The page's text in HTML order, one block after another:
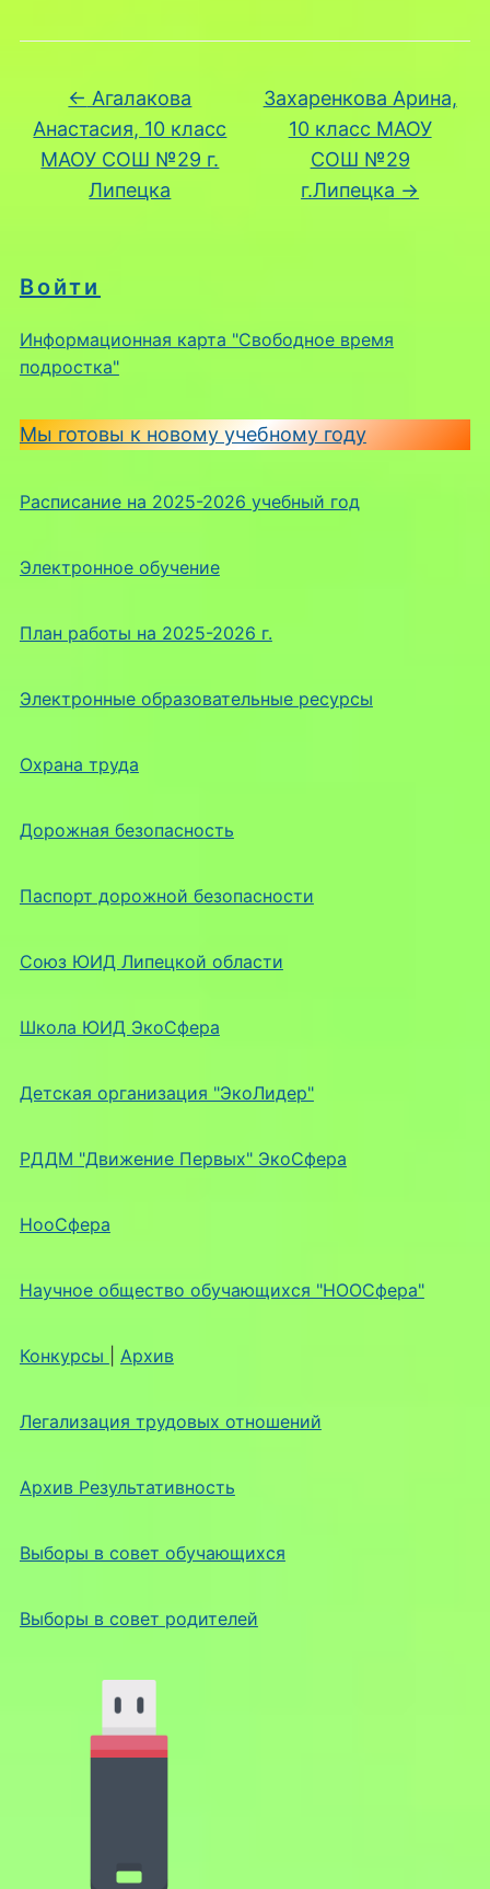
Войти
Информационная карта "Свободное время
подростка"
Мы готовы к новому учебному году
Расписание на 2025-2026 учебный год
Электронное обучение
План работы на 2025-2026 г.
Электронные образовательные ресурсы
Охрана труда
Дорожная безопасность
Паспорт дорожной безопасности
Союз ЮИД Липецкой области
Школа ЮИД ЭкоСфера
Детская организация "ЭкоЛидер"
РДДМ "Движение Первых" ЭкоСфера
НооСфера
Научное общество обучающихся "НООСфера"
Конкурсы Архив
Легализация трудовых отношений
Архив Результативность
Выборы в совет обучающихся
Выборы в совет родителей
← Агалакова
Анастасия, 10 класс
МАОУ СОШ №29 г.
Липецка
Захаренкова Арина,
10 класс МАОУ
СОШ №29
г.Липецка →